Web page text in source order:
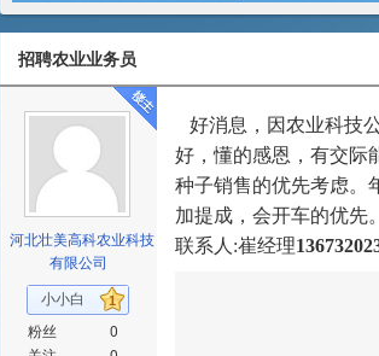
招聘农业业务员
河北壮美高科农业科技
有限公司
小小白 1
粉丝
0
好消息，因农业科技
好，懂的感恩，有交际
种子销售的优先考虑。
加提成，会开车的优先
联系人:崔经理